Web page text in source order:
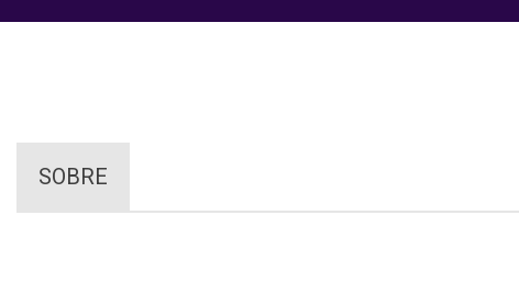
SOBRE